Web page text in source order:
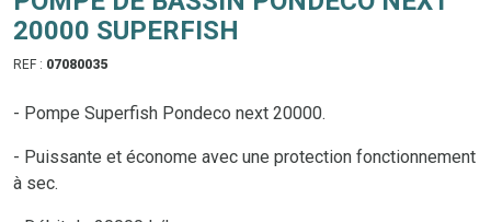
20000 SUPERFISH
REF : 07080035
- Pompe Superfish Pondeco next 20000.
- Puissante et économe avec une protection fonctionnement
à sec.